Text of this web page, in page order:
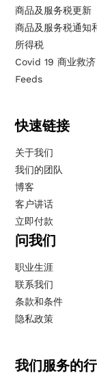
商品及服务税更新
商品及服务税通知
所得税
Covid 19 商业救济
Feeds
快速链接
关于我们
我们的团队
博客
客户讲话
立即付款
问我们
职业生涯
联系我们
条款和条件
隐私政策
我们服务的